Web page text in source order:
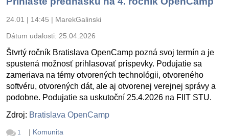
24.01 | 14:45 | MarekGalinski
Dátum udalosti: 25.04.2026
Štvrtý ročník Bratislava OpenCamp pozná svoj termín a je
spustená možnosť prihlasovať príspevky. Podujatie sa
zameriava na témy otvorených technológii, otvoreného
softvéru, otvorených dát, ale aj otvorenej verejnej správy a
podobne. Podujatie sa uskutoční 25.4.2026 na FIIT STU.
Zdroj: Bratislava OpenCamp
1 | Komunita